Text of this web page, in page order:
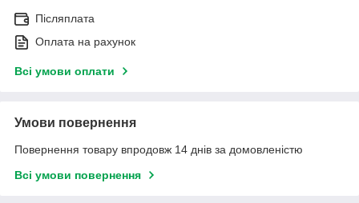
Післяплата
Оплата на рахунок
Всі умови оплати
Умови повернення
Повернення товару впродовж 14 днів за домовленістю
Всі умови повернення